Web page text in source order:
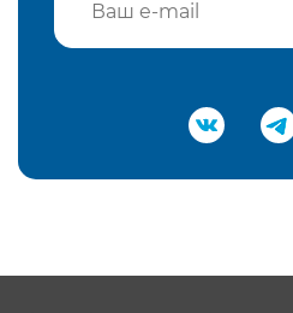
Подтвердить e-mail